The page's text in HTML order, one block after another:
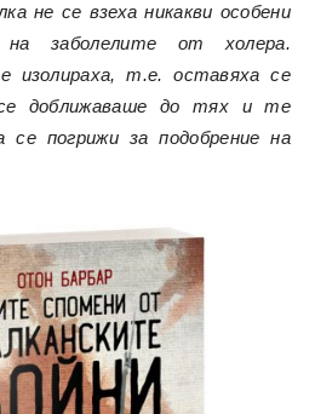
не се взеха никакви особени
заболелите от холера.
изолираха, т.е. оставяха се
доближаваше до тях и те
се погрижи за подобрение на